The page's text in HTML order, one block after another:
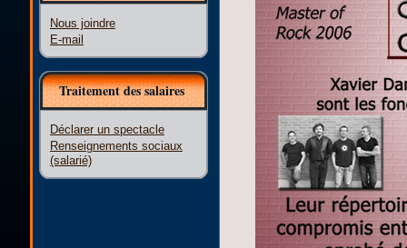
Nous joindre
E-mail
Traitement des salaires
Déclarer un spectacle
Renseignements sociaux
(salarié)